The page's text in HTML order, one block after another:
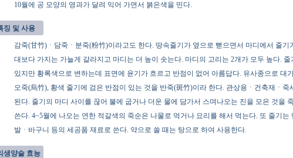
10월에 공 모양의 영과가 달려 익어 가면서 붉은색을 띤다.
징 및 사용
감죽(甘竹)ㆍ담죽ㆍ분죽(粉竹)이라고도 한다. 땅속줄기가 옆으로 뻗으면서 마디에서 줄기
대보다 가지는 가늘게 갈라지고 마디는 더 높이 솟는다. 마디의 고리는 2개가 모두 높다.
있지만 황록색으로 변하는데 표면에 윤기가 흐르고 반점이 없어 아름답다. 유사종으로 대
오죽(烏竹), 황색 줄기에 검은 반점이 있는 것을 반죽(斑竹)이라 한다. 관상용ㆍ건축재ㆍ죽
된다. 줄기의 마디 사이를 끊어 불에 굽거나 더운 물에 담가서 스며나오는 진을 모은 것을
쓴다. 4~5월에 나오는 연한 적갈색의 죽순은 나물로 먹거나 요리를 해서 먹는다. 또 줄기는
발ㆍ바구니 등의 세공품 재료로 쓴다. 약으로 쓸 때는 탕으로 하여 사용한다.
생양술 효능